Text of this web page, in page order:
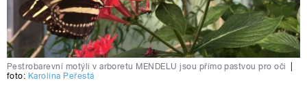
Pestrobarevní motýli v arboretu MENDELU jsou přímo pastvou pro oči
foto: Karolína Peřestá